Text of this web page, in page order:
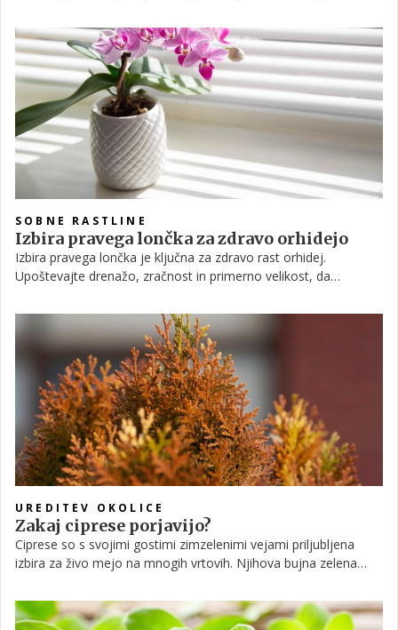
SOBNE RASTLINE
Izbira pravega lončka za zdravo orhidejo
Izbira pravega lončka je ključna za zdravo rast orhidej.
Upoštevajte drenažo, zračnost in primerno velikost, da
Material je manj pomemben, če so zagotovljeni osnovni pogoji
za uspeh rastline.
UREDITEV OKOLICE
Zakaj ciprese porjavijo?
Ciprese so s svojimi gostimi zimzelenimi vejami priljubljena
izbira za živo mejo na mnogih vrtovih. Njihova bujna zelena
vrtovom, dovozom in dvoriščem. Vendar pa tudi zimzelena
drevesa včasih porjavijo, kar kaže na morebitne težave.